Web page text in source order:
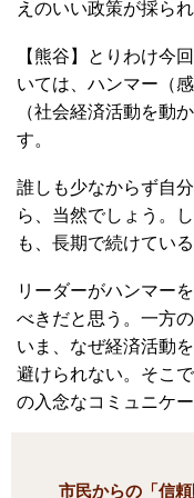
えのいい政策が採ら
【熊谷】とりわけ今
いては、ハンマー（
（社会経済活動を動
す。
誰しも少なからず自
ら、当然でしょう。
も、長期で続けてい
リーダーがハンマー
べきだと思う。一方
いま、なぜ経済活動
避けられない。そこ
の入念なコミュニケー
市民からの「信